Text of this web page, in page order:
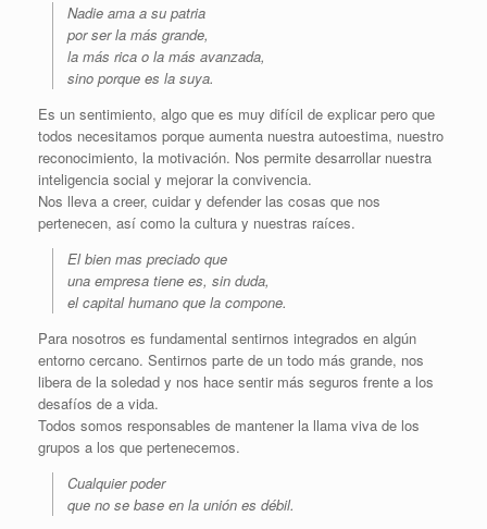
Nadie ama a su patria
por ser la más grande,
la más rica o la más avanzada,
sino porque es la suya.
Es un sentimiento, algo que es muy difícil de explicar pero que
todos necesitamos porque aumenta nuestra autoestima, nuestro
reconocimiento, la motivación. Nos permite desarrollar nuestra
inteligencia social y mejorar la convivencia.
Nos lleva a creer, cuidar y defender las cosas que nos
pertenecen, así como la cultura y nuestras raíces.
El bien mas preciado que
una empresa tiene es, sin duda,
el capital humano que la compone.
Para nosotros es fundamental sentirnos integrados en algún
entorno cercano. Sentirnos parte de un todo más grande, nos
libera de la soledad y nos hace sentir más seguros frente a los
desafíos de a vida.
Todos somos responsables de mantener la llama viva de los
grupos a los que pertenecemos.
Cualquier poder
que no se base en la unión es débil.